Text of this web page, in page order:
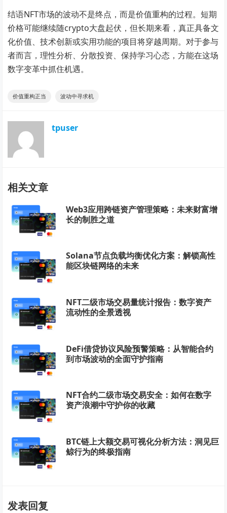
结语NFT市场的波动不是终点，而是价值重构的过程。短期
价格可能继续随crypto大盘起伏，但长期来看，真正具备文
化价值、技术创新或实用功能的项目将穿越周期。对于参与
者而言，理性分析、分散投资、保持学习心态，方能在这场
数字变革中抓住机遇。
价值重构正当 波动中寻求机
tpuser
相关文章
Web3应用跨链资产管理策略：未来财富增
长的制胜之道
Solana节点负载均衡优化方案：解锁高性
能区块链网络的未来
NFT二级市场交易量统计报告：数字资产
流动性的全景透视
DeFi借贷协议风险预警策略：从智能合约
到市场波动的全面守护指南
NFT合约二级市场交易安全：如何在数字
资产浪潮中守护你的收藏
BTC链上大额交易可视化分析方法：洞见巨
鲸行为的终极指南
发表回复